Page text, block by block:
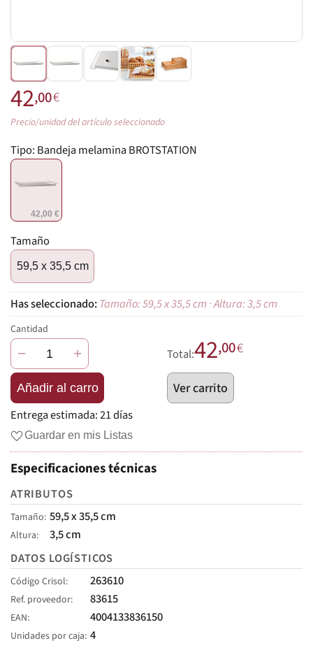
42,00€
Precio/unidad del artículo seleccionado
Tipo: Bandeja melamina BROTSTATION
42,00 €
Tamaño
59,5 x 35,5 cm
Tamaño: 59,5 x 35,5 cm · Altura: 3,5 cm
Cantidad
− +
Añadir al carro
Total:42,00€
Ver carrito
Entrega estimada:21 días
Guardar en mis Listas
Especificaciones técnicas
ATRIBUTOS
Tamaño 59,5 x 35,5 cm
Altura
3,5 cm
DATOS LOGÍSTICOS
Código Crisol 263610
Ref. proveedor 83615
EAN 4004133836150
Unidades por caja 4